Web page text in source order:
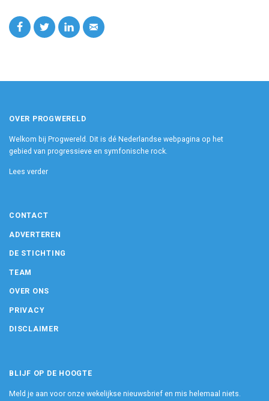
OVER PROGWERELD
Welkom bij Progwereld. Dit is dé Nederlandse webpagina op het
gebied van progressieve en symfonische rock.
Lees verder
CONTACT
ADVERTEREN
DE STICHTING
TEAM
OVER ONS
PRIVACY
DISCLAIMER
BLIJF OP DE HOOGTE
Meld je aan voor onze wekelijkse nieuwsbrief en mis helemaal niets.